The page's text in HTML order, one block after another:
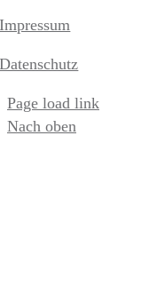
Impressum
Datenschutz
Page load link
Nach oben